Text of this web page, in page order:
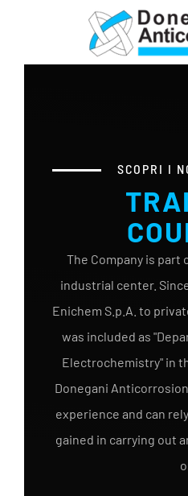
Skip to main content
SCOPRI I
The Company is part
industrial center.
Enichem S.p.A. to
was included as
Electrochemistry" in
Donegani
experience and can
gained in carrying out